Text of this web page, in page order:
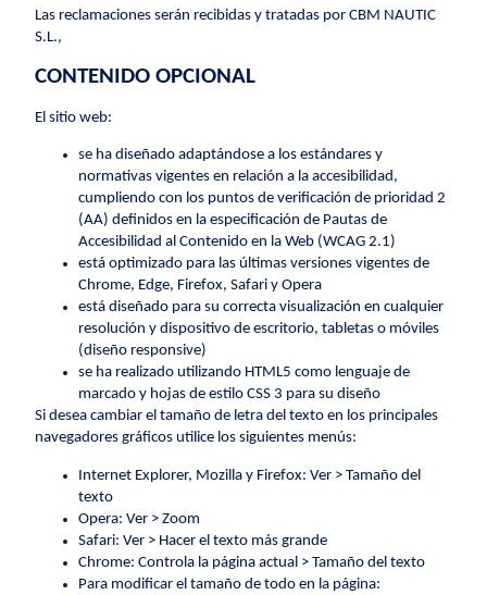
Las reclamaciones serán recibidas y tratadas por CBM NAUTIC
S.L.,
CONTENIDO OPCIONAL
El sitio web:
se ha diseñado adaptándose a los estándares y
normativas vigentes en relación a la accesibilidad,
cumpliendo con los puntos de verificación de prioridad 2
(AA) definidos en la especificación de Pautas de
Accesibilidad al Contenido en la Web (WCAG 2.1)
está optimizado para las últimas versiones vigentes de
Chrome, Edge, Firefox, Safari y Opera
está diseñado para su correcta visualización en cualquier
resolución y dispositivo de escritorio, tabletas o móviles
(diseño responsive)
se ha realizado utilizando HTML5 como lenguaje de
marcado y hojas de estilo CSS 3 para su diseño
Si desea cambiar el tamaño de letra del texto en los principales
navegadores gráficos utilice los siguientes menús:
Internet Explorer, Mozilla y Firefox: Ver > Tamaño del
texto
Opera: Ver > Zoom
Safari: Ver > Hacer el texto más grande
Chrome: Controla la página actual > Tamaño del texto
Para modificar el tamaño de todo en la página: